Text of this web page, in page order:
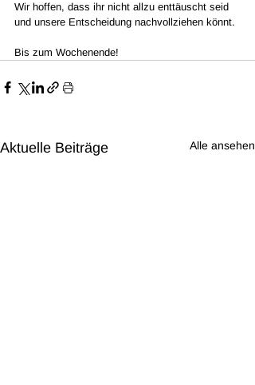
Wir hoffen, dass ihr nicht allzu enttäuscht seid
und unsere Entscheidung nachvollziehen könnt.
Bis zum Wochenende!
Aktuelle Beiträge Alle ansehen